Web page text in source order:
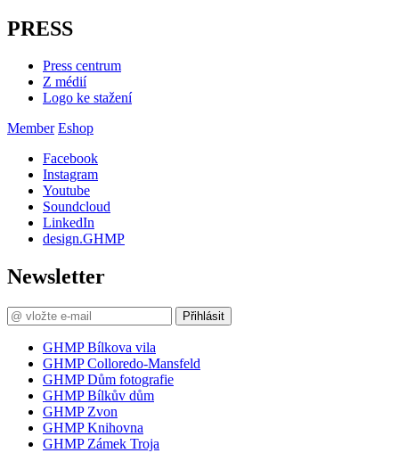
PRESS
Press centrum
Z médií
Logo ke stažení
Member Eshop
Facebook
Instagram
Youtube
Soundcloud
LinkedIn
design.GHMP
Newsletter
Přihlásit
GHMP Bílkova vila
GHMP Colloredo-Mansfeld
GHMP Dům fotografie
GHMP Bílkův dům
GHMP Zvon
GHMP Knihovna
GHMP Zámek Troja